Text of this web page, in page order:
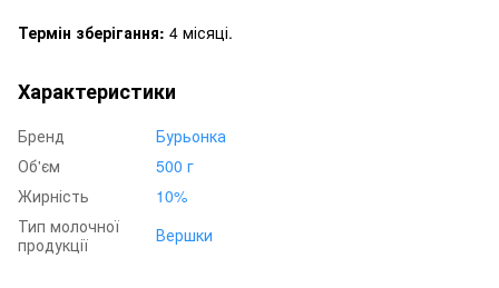
Термін зберігання: 4 місяці.
Характеристики
Бренд
Бурьонка
Об'єм
500 г
Жирність
10%
Тип молочної
продукції
Вершки